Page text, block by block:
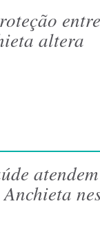
entre
altera
atendem